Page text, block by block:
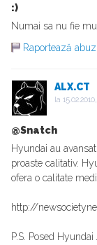
:)
Numai sa nu fie
Raportează abuz
ALX.CT
la
@Snatch
Hyundai au
proaste calitativ.
ofera o calitate
http://
P.S. Posed